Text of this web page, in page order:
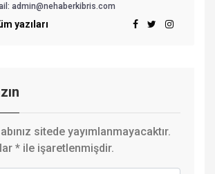
admin@nehaberkibris.com
yazıları
sitede yayımlanmayacaktır.
* ile işaretlenmişdir.